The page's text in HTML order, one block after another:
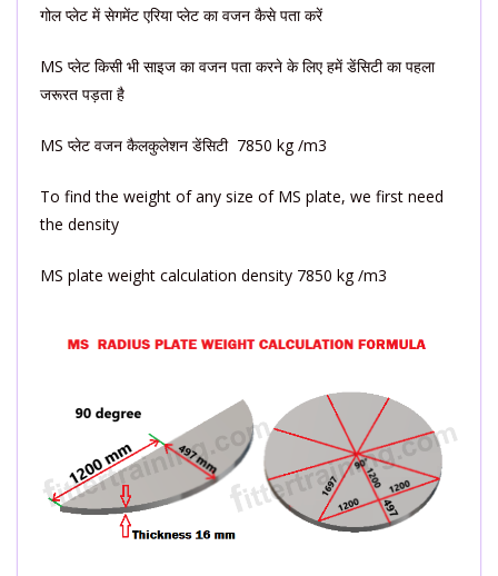
गोल प्लेट में सेगमेंट एरिया प्लेट का वजन कैसे पता करें
MS प्लेट किसी भी साइज का वजन पता करने के लिए हमें डेंसिटी का पहला
जरूरत पड़ता है
MS प्लेट वजन कैलकुलेशन डेंसिटी 7850 kg /m3
To find the weight of any size of MS plate, we first need
the density
MS plate weight calculation density 7850 kg /m3